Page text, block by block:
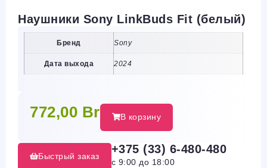
Наушники Sony LinkBuds Fit (белый)
Бренд Sony
Дата выхода 2024
772,00 Br В корзину
Быстрый заказ
+375 (33) 6-480-480
с 9:00 до 18:00